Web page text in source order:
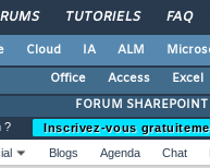
TUTORIELS FAQ
Cloud IA ALM
Office
Access Excel
FORUM SHAREPOINT
?
Inscrivez-vous
Blogs Agenda Chat